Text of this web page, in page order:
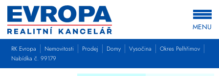
MENU
RK Evropa Nemovitosti Prodej Domy Vysočina
Okres Pelhřimov
Nabídka č. 99179